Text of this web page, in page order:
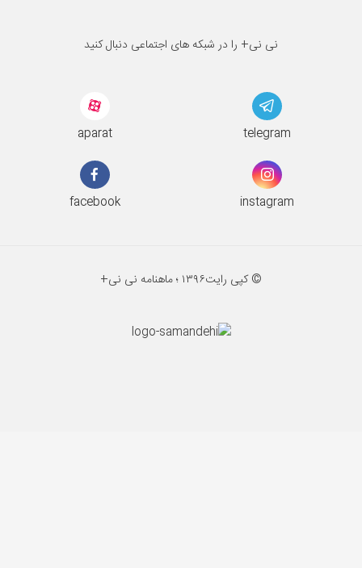
نی نی+ را در شبکه های اجتماعی دنبال کنید
aparat telegram
facebook instagram
© کپی رایت۱۳۹۶ ؛ ماهنامه نی نی+